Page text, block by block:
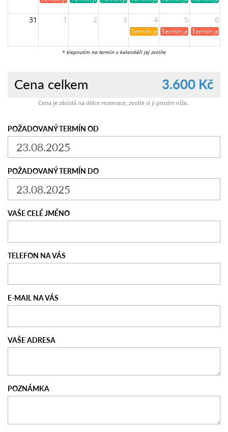
31 1 2 3 4 5 6
Termín je již rezervován
Termín je již obsazen
Termín je již
* klepnutím na termín v kalendáři jej zvolíte
Cena celkem 3.600 Kč
Cena je závislá na délce rezervace, zvolte si ji prosím níže..
POŽADOVANÝ TERMÍN OD
POŽADOVANÝ TERMÍN DO
VAŠE CELÉ JMÉNO
TELEFON NA VÁS
E-MAIL NA VÁS
VAŠE ADRESA
POZNÁMKA